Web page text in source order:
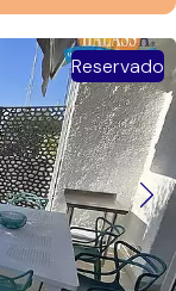
Reservado